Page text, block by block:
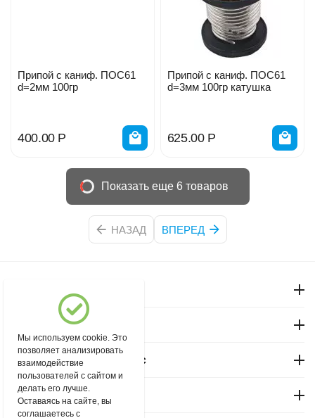
Припой с каниф. ПОС61
d=2мм 100гр
400.00 Р
Припой с каниф. ПОС61
d=3мм 100гр катушка
625.00 Р
Показать еще 6 товаров
НАЗАД ВПЕРЕД
Магазин "Северный"
Покупательский сервис
Контакты
Мы используем cookie. Это
позволяет анализировать
взаимодействие
пользователей с сайтом и
делать его лучше.
Оставаясь на сайте, вы
соглашаетесь с